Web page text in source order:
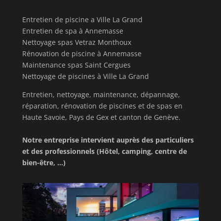
Entretien de piscine a Ville La Grand
Entretien de spa à Annemasse
Nettoyage spas Vetraz Monthoux
Rénovation de piscine à Annemasse
Maintenance spas Saint Cergues
Nettoyage de piscines à Ville La Grand
Entretien, nettoyage, maintenance, dépannage,
réparation, rénovation de piscines et de spas en
Haute Savoie, Pays de Gex et canton de Genève.
Notre entreprise intervient auprès des particuliers
et des professionnels (Hôtel, camping, centre de
bien-être, …)